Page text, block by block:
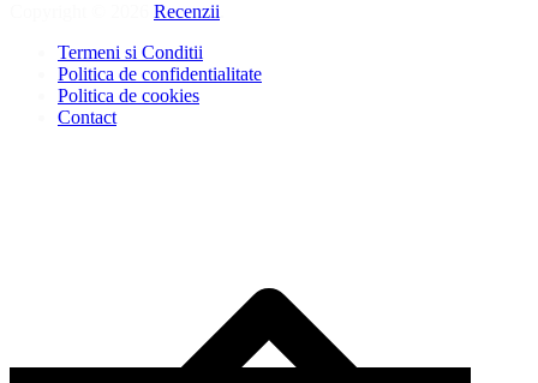
Recenzii
Termeni si Conditii
Politica de confidentialitate
Politica de cookies
Contact